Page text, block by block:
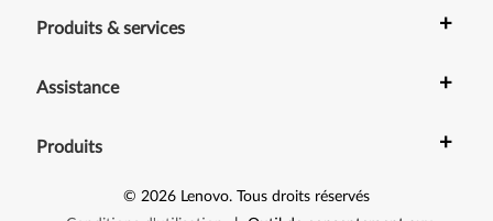
Produits & services +
Assistance +
Produits +
© 2026 Lenovo. Tous droits réservés